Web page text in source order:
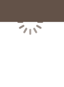
Chargement